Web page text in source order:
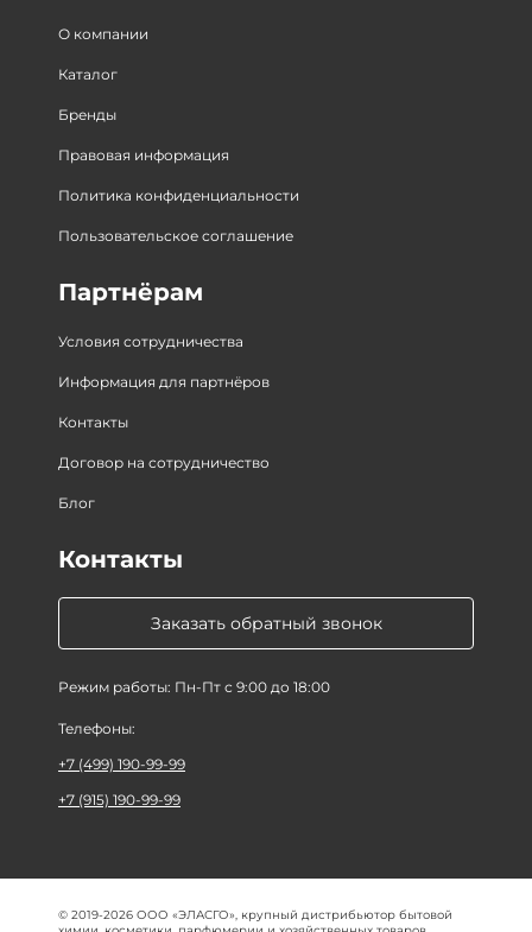
О компании
Каталог
Бренды
Правовая информация
Политика конфиденциальности
Пользовательское соглашение
Партнёрам
Условия сотрудничества
Информация для партнёров
Контакты
Договор на сотрудничество
Блог
Заказать обратный звонок
Режим работы: Пн-Пт с 9:00 до 18:00
Контакты
Телефоны:
+7 (499) 190-99-99
+7 (915) 190-99-99
© 2019-2026 ООО «ЭЛАСГО», крупный дистрибьютор бытовой